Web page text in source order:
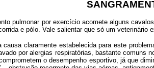
pulmonar por exercício acomete alguns
e pólo. Vale salientar que só um veterinário
causa claramente estabelecida para este
por alergias respiratórias, bastante
o desempenho esportivo, já que